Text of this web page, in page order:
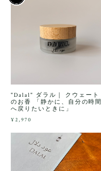
"Dalal" ダラル｜ クウェート
のお香 「静かに、自分の時間
へ戻りたいときに」
¥2,970